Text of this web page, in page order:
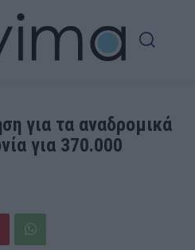
για τα αναδρομικά
για 370.000